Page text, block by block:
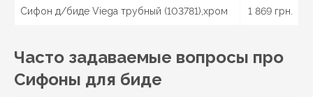
ориентируйтесь на три параметра:
наличие перелива;
расстояние до канализационного выхода.
Для небольших санузлов удобен гибкий сифон для
Сифон д/биде Viega трубный (103781),хром 1 869 грн.
Часто задаваемые вопросы про
Сифоны для биде